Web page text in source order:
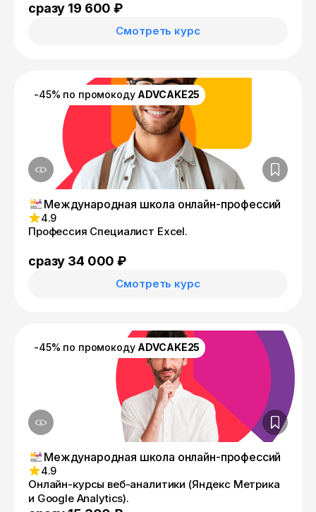
сразу 19 600 ₽
Смотреть курс
-45% по промокоду ADVCAKE25
Международная школа онлайн-профессий
4.9
Профессия Специалист Excel.
сразу 34 000 ₽
Смотреть курс
-45% по промокоду ADVCAKE25
Международная школа онлайн-профессий
4.9
Онлайн-курсы веб-аналитики (Яндекс Метрика
и Google Analytics).